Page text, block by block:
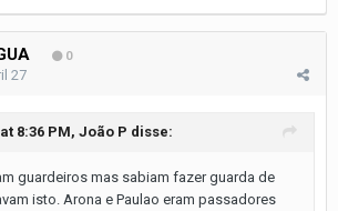
0
27
8:36 PM, João P disse:
guardeiros mas sabiam fazer guarda de
isto. Arona e Paulao eram passadores